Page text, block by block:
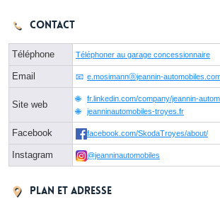
Contact
Téléphone Téléphoner au garage concessionnaire
Email e.mosimannⓐjeannin-
Site web
fr.linkedin.com/company/jeannin-
jeanninautomobiles-troyes.fr
Facebook facebook.com/SkodaTroyes/about/
Instagram @jeanninautomobiles
Plan et adresse